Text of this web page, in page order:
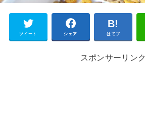
ツイート シェア はてブ
スポンサーリンク